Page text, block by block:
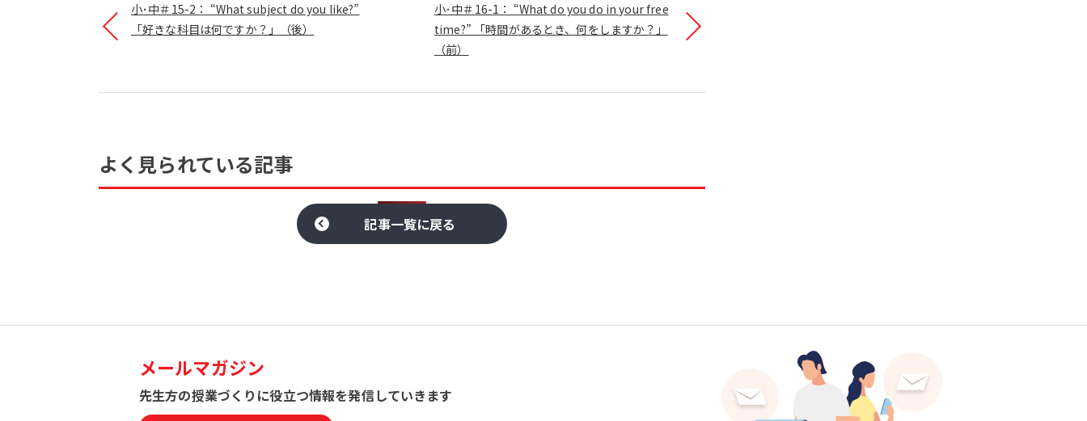
小･中＃15-2： “What subject do you like?”
「好きな科目は何ですか？」（後）
小･中＃16-1： “What do you do in your free
time?” 「時間があるとき、何をしますか？」
（前）
よく見られている記事
記事一覧に戻る
メールマガジン
先生方の授業づくりに役立つ情報を発信していきます